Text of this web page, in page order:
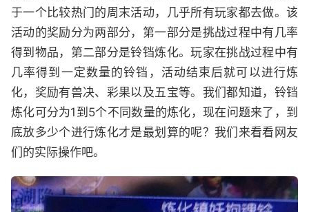
于一个比较热门的周末活动，几乎所有玩家都去做。该
活动的奖励分为两部分，第一部分是挑战过程中有几率
得到物品，第二部分是铃铛炼化。玩家在挑战过程中有
几率得到一定数量的铃铛，活动结束后就可以进行炼
化，奖励有兽决、彩果以及五宝等。我们都知道，铃铛
炼化可分为1到5个不同数量的炼化，现在问题来了，到
底放多少个进行炼化才是最划算的呢？我们来看看网友
们的实际操作吧。